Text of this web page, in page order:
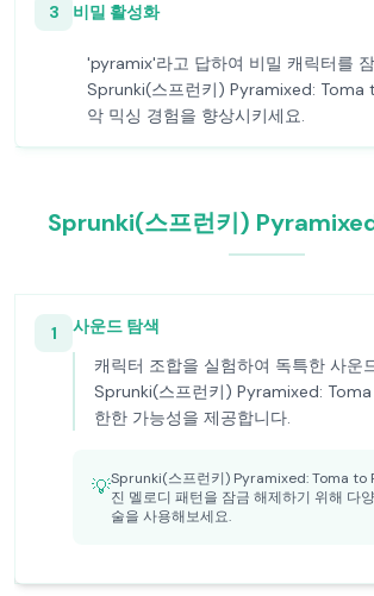
3 비밀 활성화
'pyramix'라고 답하여 비밀 캐릭터를
Sprunki(스프런키) Pyramixed: Toma
악 믹싱 경험을 향상시키세요.
Sprunki(스프런키)
1
사운드 탐색
캐릭터 조합을 실험하여 독특한 사운
Sprunki(스프런키) Pyramixed:
한한 가능성을 제공합니다.
💡Sprunki(스프런키) Pyramixed: Toma to
진 멜로디 패턴을 잠금 해제하기 위해 다
술을 사용해보세요.